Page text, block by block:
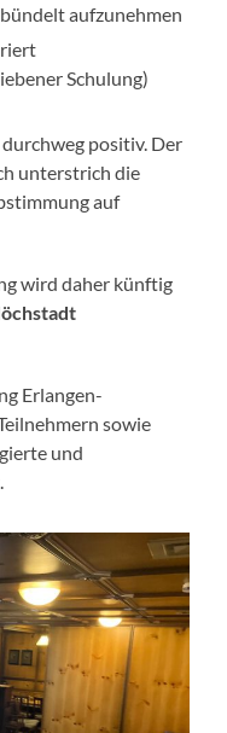
aufzunehmen
Schulung)
positiv. Der
unterstrich die
auf
wird daher künftig
Erlangen-
sowie
und